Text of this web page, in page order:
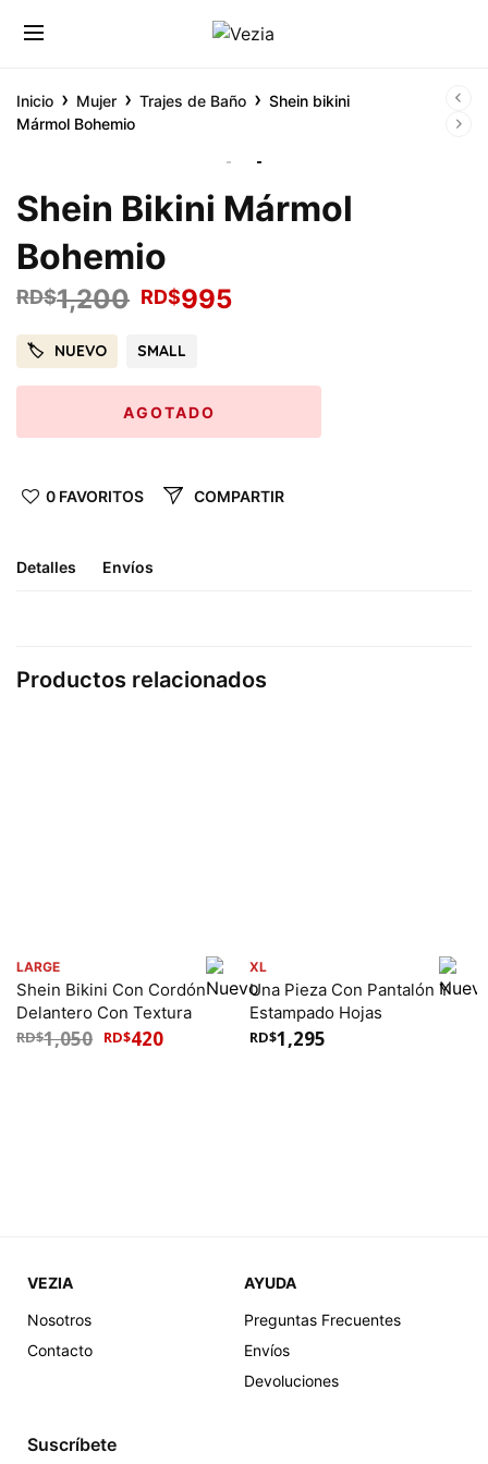
Inicio › Mujer › Trajes de Baño › Shein bikini
Mármol Bohemio
Shein Bikini Mármol
Bohemio
RD$1,200 RD$995
NUEVO SMALL
AGOTADO
0 FAVORITOS COMPARTIR
Detalles Envíos
Productos relacionados
LARGE
Shein Bikini Con Cordón
Delantero Con Textura
RD$1,050 RD$420
XL
Una Pieza Con Pantalón Y
Estampado Hojas
RD$1,295
SMALL, MEDIUM, LARGE, XL, 1XL
Una Pieza Con Pantalón Y
Hojas
1XL, XL, LARGE
Una Pieza De Color En
Contraste
RD$1,395
VEZIA
Nosotros
Contacto
AYUDA
Preguntas Frecuentes
Envíos
Devoluciones
Suscríbete